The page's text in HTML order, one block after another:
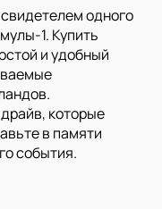
одного
1. Купить
и удобный
которые
в памяти
события.